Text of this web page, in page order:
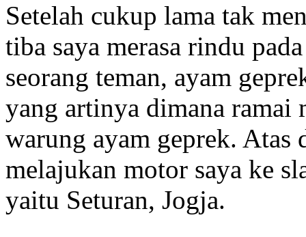
Setelah cukup lama tak
tiba saya merasa rindu
seorang teman, ayam
yang artinya dimana ramai
warung ayam geprek. Atas
melajukan motor saya ke
yaitu Seturan, Jogja.